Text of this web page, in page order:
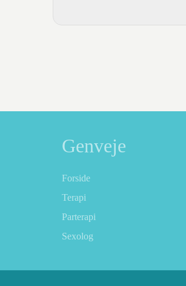
Genveje
Forside
Terapi
Parterapi
Sexolog